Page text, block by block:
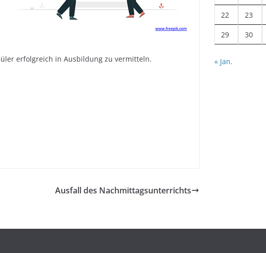
erfolgreich in Ausbildung zu vermitteln.
Ausfall des Nachmittagsunterrichts
22 23
29 30
« Jan.